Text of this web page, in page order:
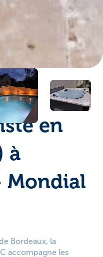
en
à
Mondial
Bordeaux, la
accompagne les